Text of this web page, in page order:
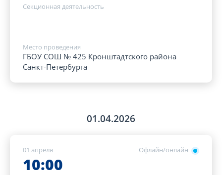
Секционная деятельность
Место проведения
ГБОУ СОШ № 425 Кронштадтского района
Санкт-Петербурга
01.04.2026
Офлайн/онлайн
01 апреля
10:00